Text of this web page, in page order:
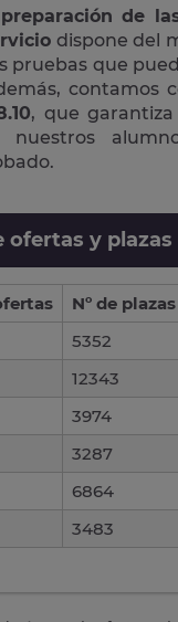
preparación de
dispone del
pruebas que
contamos
, que
ofertas y
Nº de
5352
12343
3974
3287
6864
3483